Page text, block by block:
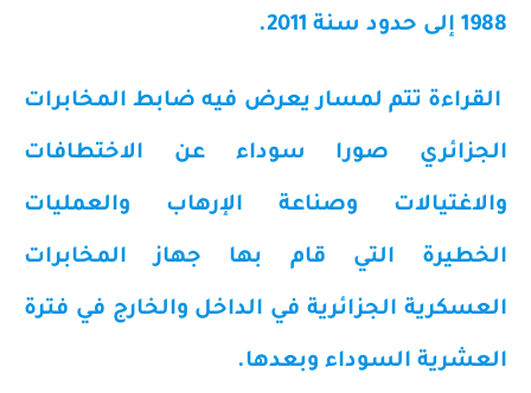
1988 إلى حدود سنة 2011.
القراءة تتم لمسار يعرض فيه ضابط المخابرات
الجزائري صورا سوداء عن الاختطافات
والاغتيالات وصناعة الإرهاب والعمليات
الخطيرة التي قام بها جهاز المخابرات
العسكرية الجزائرية في الداخل والخارج في فترة
العشرية السوداء وبعدها.